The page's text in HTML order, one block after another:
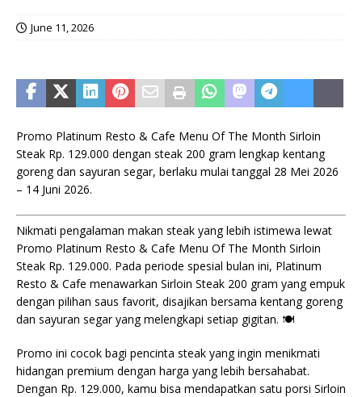
June 11, 2026
Promo Platinum Resto & Cafe Menu Of The Month Sirloin
Steak Rp. 129.000 dengan steak 200 gram lengkap kentang
goreng dan sayuran segar, berlaku mulai tanggal 28 Mei 2026
– 14 Juni 2026.
Nikmati pengalaman makan steak yang lebih istimewa lewat
Promo Platinum Resto & Cafe Menu Of The Month Sirloin
Steak Rp. 129.000. Pada periode spesial bulan ini, Platinum
Resto & Cafe menawarkan Sirloin Steak 200 gram yang empuk
dengan pilihan saus favorit, disajikan bersama kentang goreng
dan sayuran segar yang melengkapi setiap gigitan. 🍽️
Promo ini cocok bagi pencinta steak yang ingin menikmati
hidangan premium dengan harga yang lebih bersahabat.
Dengan Rp. 129.000, kamu bisa mendapatkan satu porsi Sirloin